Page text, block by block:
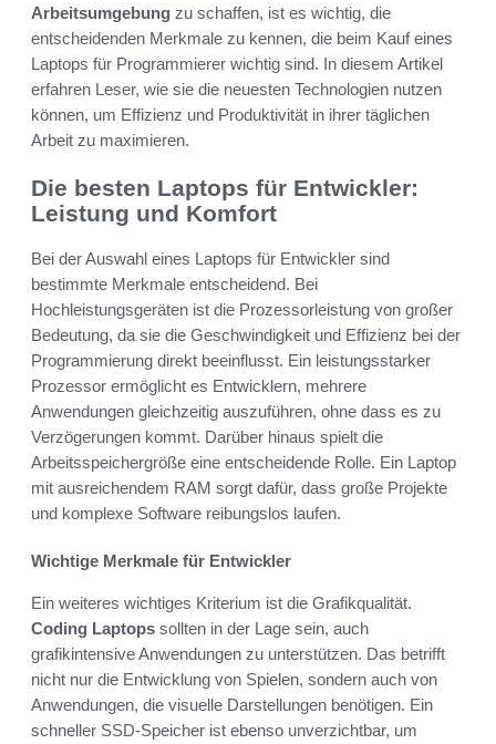
Arbeitsumgebung zu schaffen, ist es wichtig, die
entscheidenden Merkmale zu kennen, die beim Kauf eines
Laptops für Programmierer wichtig sind. In diesem Artikel
erfahren Leser, wie sie die neuesten Technologien nutzen
können, um Effizienz und Produktivität in ihrer täglichen
Arbeit zu maximieren.
Die besten Laptops für Entwickler:
Leistung und Komfort
Bei der Auswahl eines Laptops für Entwickler sind
bestimmte Merkmale entscheidend. Bei
Hochleistungsgeräten ist die Prozessorleistung von großer
Bedeutung, da sie die Geschwindigkeit und Effizienz bei der
Programmierung direkt beeinflusst. Ein leistungsstarker
Prozessor ermöglicht es Entwicklern, mehrere
Anwendungen gleichzeitig auszuführen, ohne dass es zu
Verzögerungen kommt. Darüber hinaus spielt die
Arbeitsspeichergröße eine entscheidende Rolle. Ein Laptop
mit ausreichendem RAM sorgt dafür, dass große Projekte
und komplexe Software reibungslos laufen.
Wichtige Merkmale für Entwickler
Ein weiteres wichtiges Kriterium ist die Grafikqualität.
Coding Laptops sollten in der Lage sein, auch
grafikintensive Anwendungen zu unterstützen. Das betrifft
nicht nur die Entwicklung von Spielen, sondern auch von
Anwendungen, die visuelle Darstellungen benötigen. Ein
schneller SSD-Speicher ist ebenso unverzichtbar, um